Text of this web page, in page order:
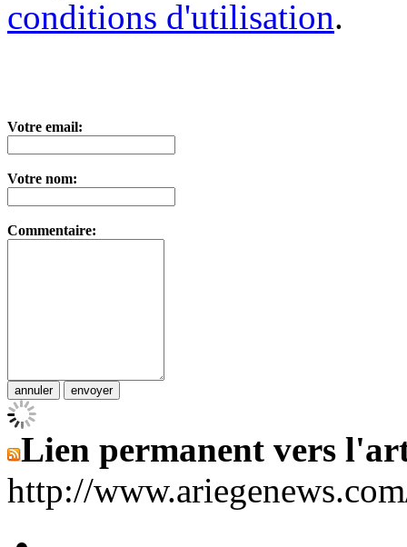
conditions d'utilisation.
Votre email:
Votre nom:
Commentaire:
Lien permanent vers
http://